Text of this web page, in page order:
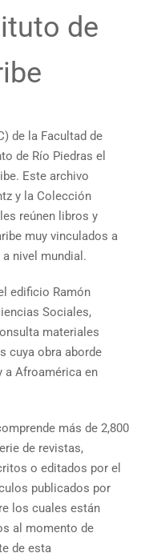
de
de la Facultad de
de Río Piedras el
Este archivo
y la Colección
reúnen libros y
muy vinculados a
nivel mundial.
edificio Ramón
Sociales,
materiales
cuya obra aborde
a Afroamérica en
más de 2,800
de revistas,
o editados por el
publicados por
los cuales están
al momento de
de esta